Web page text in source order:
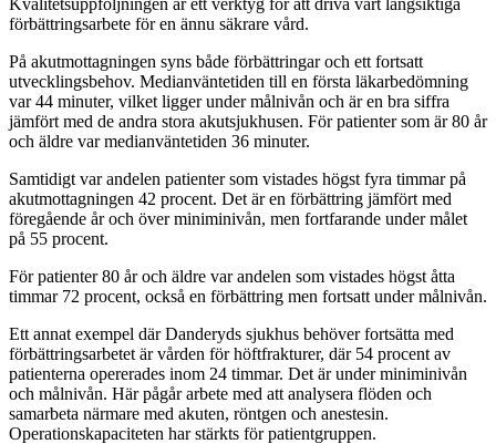
förbättringsarbete för en ännu säkrare vård.
På akutmottagningen syns både förbättringar och ett fortsatt
utvecklingsbehov. Medianväntetiden till en första läkarbedömning
var 44 minuter, vilket ligger under målnivån och är en bra siffra
jämfört med de andra stora akutsjukhusen. För patienter som är 80 år
och äldre var medianväntetiden 36 minuter.
Samtidigt var andelen patienter som vistades högst fyra timmar på
akutmottagningen 42 procent. Det är en förbättring jämfört med
föregående år och över miniminivån, men fortfarande under målet
på 55 procent.
För patienter 80 år och äldre var andelen som vistades högst åtta
timmar 72 procent, också en förbättring men fortsatt under målnivån.
Ett annat exempel där Danderyds sjukhus behöver fortsätta med
förbättringsarbetet är vården för höftfrakturer, där 54 procent av
patienterna opererades inom 24 timmar. Det är under miniminivån
och målnivån. Här pågår arbete med att analysera flöden och
samarbeta närmare med akuten, röntgen och anestesin.
Operationskapaciteten har stärkts för patientgruppen.